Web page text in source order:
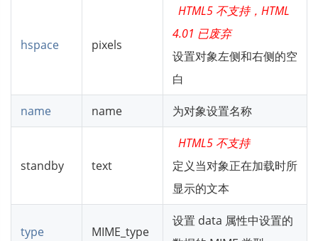
hspace pixels
HTML5 不支持，HTML
4.01 已废弃
设置对象左侧和右侧的空
白
name name 为对象设置名称
standby text
HTML5 不支持
定义当对象正在加载时所
显示的文本
type MIME_type
设置 data 属性中设置的